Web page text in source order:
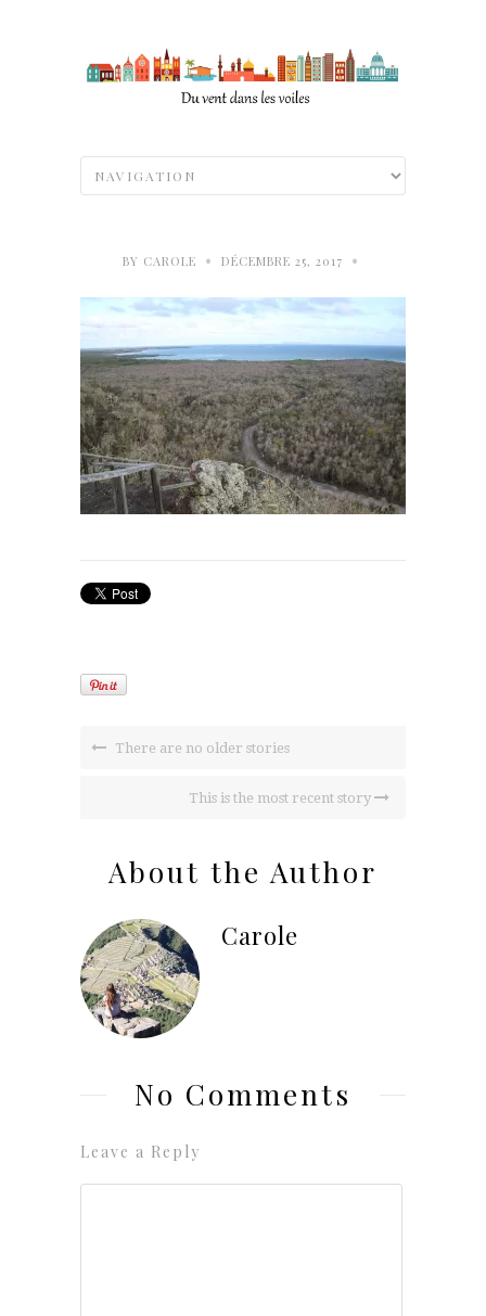
BY CAROLE • DÉCEMBRE 25, 2017 •
There are no older stories
This is the most recent story
About the Author
Carole
No Comments
Leave a Reply